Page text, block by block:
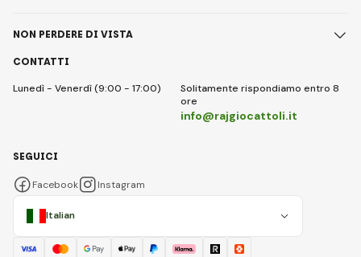
CONTATTI
Lunedì - Venerdì (9:00 - 17:00)
Solitamente rispondiamo entro 8
ore
info@rajgiocattoli.it
NON PERDERE DI VISTA
Italian
SEGUICI
Facebook Instagram